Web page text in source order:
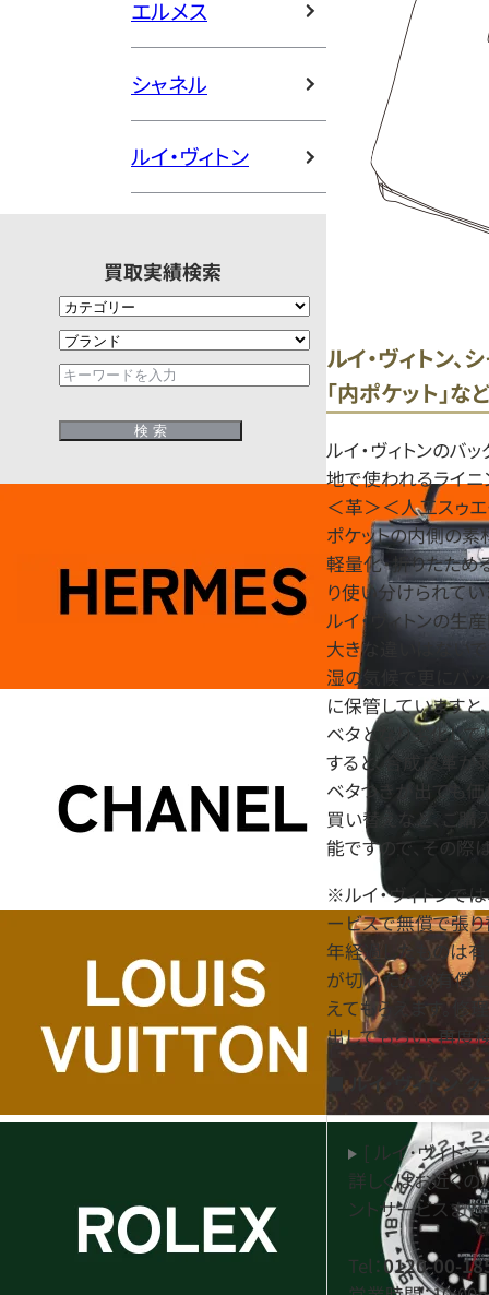
エルメス
シャネル
ルイ・ヴィトン
買取実績検索
ルイ・ヴィトン、
「内ポケット」
ルイ・ヴィトンのバ
地で使われるライニ
＜革＞＜人工スゥ
ポケットの内側の
軽量化・折りたため
り使い分けられてい
ルイ・ヴィトンの生
大きな違いはない
湿の気候で更にバッ
に保管しています
ベタとなり劣化して
すると、合成皮革が
ベタつきが出ても
買い替えなど、ご
能ですので、その際
※ルイ・ヴィトンで
ービスで無償で張り
年経過したものは
が切れたため有償
えてもらえます。修
出してもらい、再度
■ ルイ・ヴィトン
[ ルイ･ヴィト
詳しくはお近くの
ントサービスまで
Tel： 0120-00-